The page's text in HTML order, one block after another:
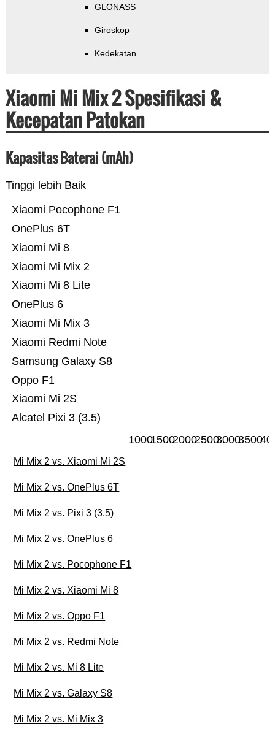
GLONASS
Giroskop
Kedekatan
Xiaomi Mi Mix 2 Spesifikasi &
Kecepatan Patokan
Kapasitas Baterai (mAh)
Tinggi lebih Baik
Alcatel Pixi 3 (3.5)
Xiaomi Mi 2S
Oppo F1
Samsung Galaxy S8
Xiaomi Redmi Note
Xiaomi Mi Mix 3
OnePlus 6
Xiaomi Mi 8 Lite
Xiaomi Mi Mix 2
Xiaomi Mi 8
OnePlus 6T
Xiaomi Pocophone F1
100015002000250030003500
Mi Mix 2 vs. Xiaomi Mi 2S
Mi Mix 2 vs. OnePlus 6T
Mi Mix 2 vs. Pixi 3 (3.5)
Mi Mix 2 vs. OnePlus 6
Mi Mix 2 vs. Pocophone F1
Mi Mix 2 vs. Xiaomi Mi 8
Mi Mix 2 vs. Oppo F1
Mi Mix 2 vs. Redmi Note
Mi Mix 2 vs. Mi 8 Lite
Mi Mix 2 vs. Galaxy S8
Mi Mix 2 vs. Mi Mix 3